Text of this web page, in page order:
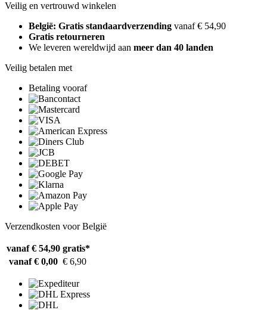
Veilig en vertrouwd winkelen
België: Gratis standaardverzending vanaf € 54,90
Gratis retourneren
We leveren wereldwijd aan meer dan 40 landen
Veilig betalen met
Betaling vooraf
Verzendkosten voor België
vanaf € 54,90 gratis*
vanaf € 0,00 € 6,90